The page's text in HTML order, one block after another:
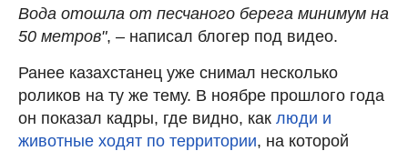
Вода отошла от песчаного берега минимум на
50 метров", – написал блогер под видео.
Ранее казахстанец уже снимал несколько
роликов на ту же тему. В ноябре прошлого года
он показал кадры, где видно, как люди и
животные ходят по территории, на которой